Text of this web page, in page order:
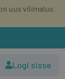
uus võimalus
Logi sisse